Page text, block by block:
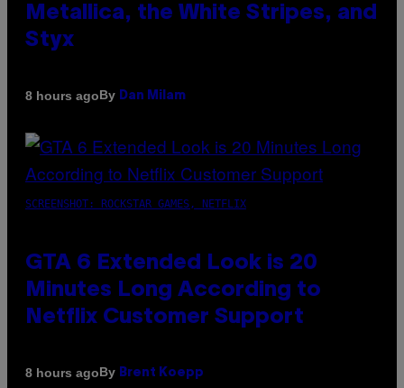
Metallica, the White Stripes, and
Styx
8 hours agoBy Dan Milam
SCREENSHOT: ROCKSTAR GAMES, NETFLIX
GTA 6 Extended Look is 20
Minutes Long According to
Netflix Customer Support
8 hours agoBy Brent Koepp